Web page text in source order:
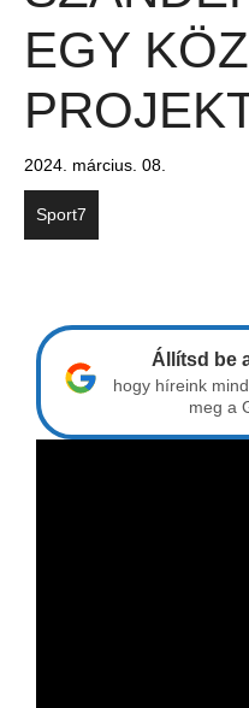
EGY
2024. március. 08.
Sport7
Állítsd be
hogy híreink
meg a